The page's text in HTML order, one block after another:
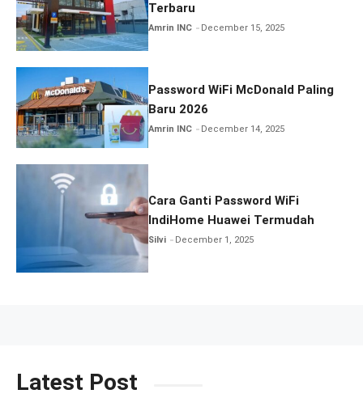
Terbaru
Amrin INC December 15, 2025
Password WiFi McDonald Paling
Baru 2026
Amrin INC December 14, 2025
Cara Ganti Password WiFi
IndiHome Huawei Termudah
Silvi December 1, 2025
Latest Post